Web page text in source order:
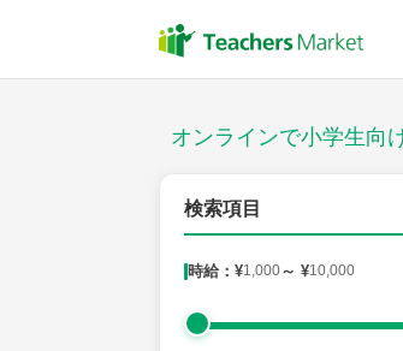
オンラインで小学生向
検索項目
時給：¥1,000～ ¥10,000
授業スタイル
社会